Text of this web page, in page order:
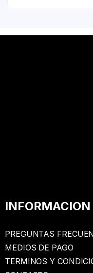
INFORMACION
PREGUNTAS
MEDIOS DE PAGO
TERMINOS Y